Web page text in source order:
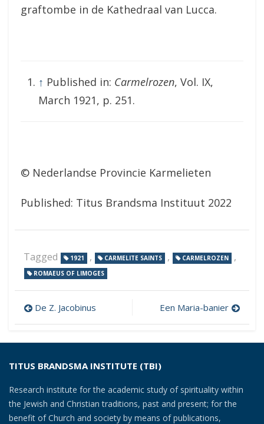
graftombe in de Kathedraal van Lucca.
↑ Published in: Carmelrozen, Vol. IX,
March 1921, p. 251.
© Nederlandse Provincie Karmelieten
Published: Titus Brandsma Instituut 2022
Tagged 1921 , CARMELITE SAINTS , CARMELROZEN ,
ROMAEUS OF LIMOGES
Post
navigation
De Z. Jacobinus Een Maria-banier
TITUS BRANDSMA INSTITUTE (TBI)
Research institute for the academic study of spirituality within
the Jewish and Christian traditions, past and present; for the
benefit of Church and society by means of publications,